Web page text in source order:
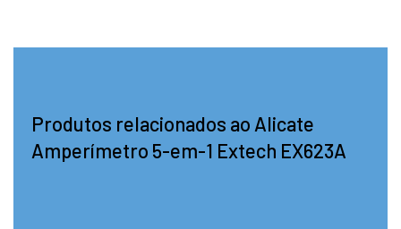
Produtos relacionados ao Alicate
Amperímetro 5-em-1 Extech EX623A